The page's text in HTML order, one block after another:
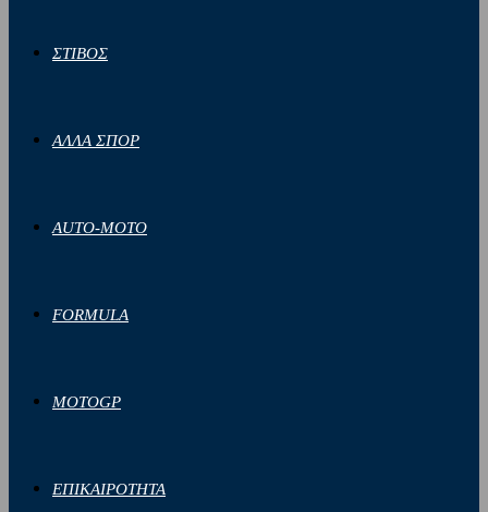
ΣΤΙΒΟΣ
ΑΛΛΑ ΣΠΟΡ
AUTO-MOTO
FORMULA
MOTOGP
ΕΠΙΚΑΙΡΟΤΗΤΑ